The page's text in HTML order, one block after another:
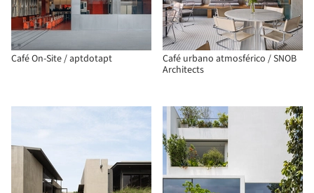
Café On-Site / aptdotapt
Café urbano atmosférico / SNOB
Architects